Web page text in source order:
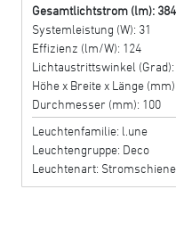
Gesamtlichtstrom (lm):
Systemleistung (W): 31
Effizienz (lm/W): 124
Lichtaustrittswinkel (Grad):
Höhe x Breite x Länge
Durchmesser (mm): 100
Leuchtenfamilie: l.une
Leuchtengruppe: Deco
Leuchtenart: